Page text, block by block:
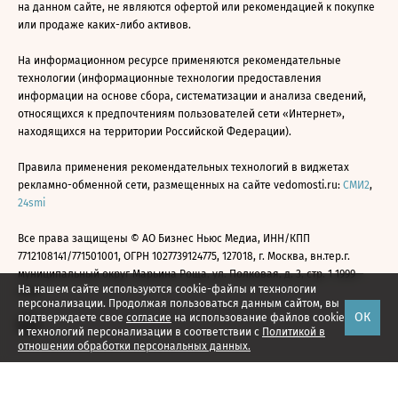
На нашем сайте используются cookie-файлы и технологии
персонализации. Продолжая пользоваться данным сайтом, вы
подтверждаете свое согласие на использование файлов cookie
и технологий персонализации в соответствии с Политикой в
отношении обработки персональных данных.
ОК
на данном сайте, не являются офертой или рекомендацией к покупке
или продаже каких-либо активов.
На информационном ресурсе применяются рекомендательные
технологии (информационные технологии предоставления
информации на основе сбора, систематизации и анализа сведений,
относящихся к предпочтениям пользователей сети «Интернет»,
находящихся на территории Российской Федерации).
Правила применения рекомендательных технологий в виджетах
рекламно-обменной сети, размещенных на сайте vedomosti.ru: СМИ2,
24smi
Все права защищены © АО Бизнес Ньюс Медиа, ИНН/КПП
7712108141/771501001, ОГРН 1027739124775, 127018, г. Москва, вн.тер.г.
муниципальный округ Марьина Роща, ул. Полковая, д. 3, стр. 1 1999—
2026